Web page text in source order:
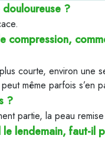
?
compression,
courte, environ une
même parfois s’en
?
partie, la peau
lendemain, faut-il